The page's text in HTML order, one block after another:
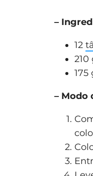
–
12
210
– Modo